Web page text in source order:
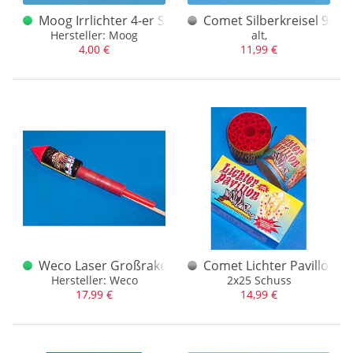
Riesa(14)
Sauer Feuerwerk
Schuurmans(1)
Startrade (ABA)(9)
Tigerhead
Unbekannt(20)
(1)
Verschiedene(7)
Wicke(4)
Zaphiroff(20)
Moog Irrlichter 4-er Schachtel
Hersteller: Moog
4,00 €
Comet Silberkreisel
alt,
11,99 €
Weco Laser Großrakete (alt)
Hersteller: Weco
17,99 €
Comet Lichter Pavillon
2x25 Schuss
14,99 €